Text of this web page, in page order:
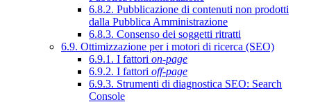
6.8.2. Pubblicazione di contenuti non prodotti
dalla Pubblica Amministrazione
6.8.3. Consenso dei soggetti ritratti
6.9. Ottimizzazione per i motori di ricerca (SEO)
6.9.1. I fattori on-page
6.9.2. I fattori off-page
6.9.3. Strumenti di diagnostica SEO: Search
Console